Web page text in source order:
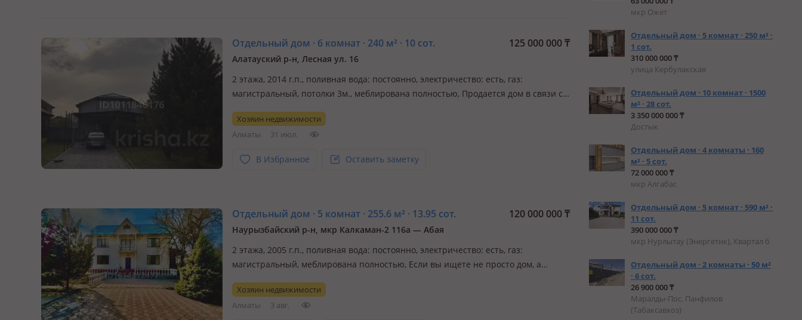
Отдельный дом · 6 комнат · 240 м² · 10 сот. 125 000 000₸
Алатауский р-н, Лесная ул. 16
2 этажа, 2014 г.п., поливная вода: постоянно, электричество: есть, газ:
магистральный, потолки 3м., меблирована полностью, Продается дом в связи с
котельной, первый этаж состоит из двух жилых комнат, холла и кухней. Второй
э…
Хозяин недвижимости
Алматы
31 июл.
В Избранное Оставить заметку
Отдельный дом · 5 комнат · 255.6 м² · 13.95 сот. 120 000 000₸
Наурызбайский р-н, мкр Калкаман-2 116а — Абая
2 этажа, 2005 г.п., поливная вода: постоянно, электричество: есть, газ:
магистральный, меблирована полностью, Если вы ищете не просто дом, а
на это редкое предложение. Продаётся дом площадью 255, 6 кв. м в одном из
сам…
Хозяин недвижимости
Алматы
3 авг.
мкр Ожет
Отдельный дом · 5 комнат · 250 м² ·
1 сот.
310 000 000 ₸
улица Кербулакская
Отдельный дом · 10 комнат · 1500
м² · 28 сот.
3 350 000 000 ₸
Достык
Отдельный дом · 4 комнаты · 160
м² · 5 сот.
72 000 000 ₸
мкр Алгабас
Отдельный дом · 5 комнат · 590 м² ·
11 сот.
390 000 000 ₸
мкр Нурлытау (Энергетик), Квартал б
Отдельный дом · 2 комнаты · 50 м²
· 6 сот.
26 900 000 ₸
Маралды-Пос. Панфилов
(Табаксавхоз)